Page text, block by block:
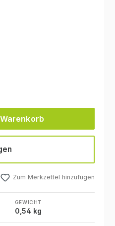
oder benutze die Schaltflächen
Zum Merkzettel hinzufügen
GEWICHT
0,54 kg